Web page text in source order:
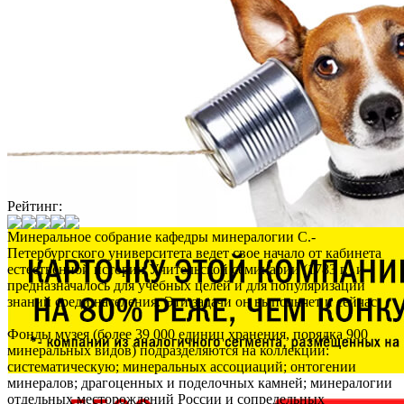
Рейтинг:
Минеральное собрание кафедры минералогии С.-
Петербургского университета ведет свое начало от кабинета
естественной истории Учительской семинарии (1783 г.) и
предназначалось для учебных целей и для популяризации
знаний среди населения. Эти задачи он выполняет и сейчас.
Фонды музея (более 39 000 единиц хранения, порядка 900
минеральных видов) подразделяются на коллекции:
систематическую; минеральных ассоциаций; онтогении
минералов; драгоценных и поделочных камней; минералогии
отдельных месторождений России и сопредельных